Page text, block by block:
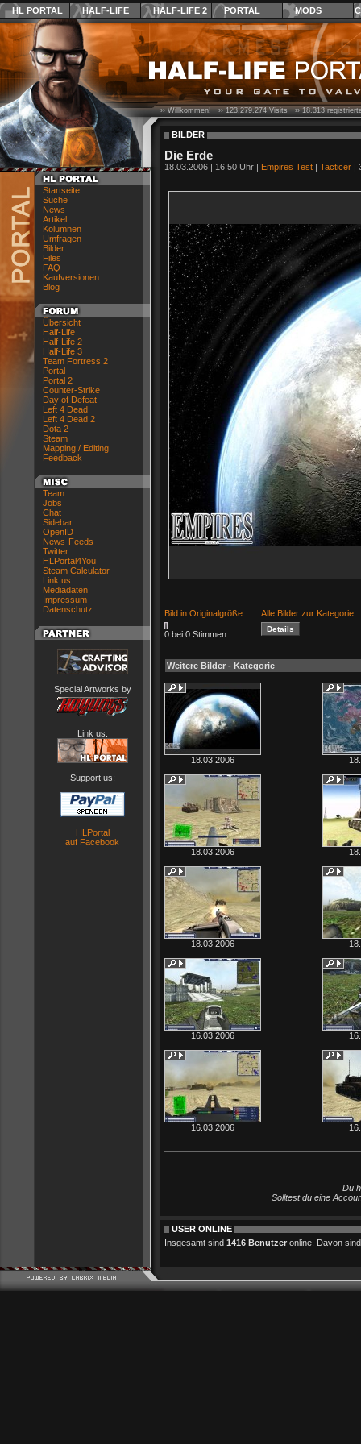
HL PORTAL HALF-LIFE HALF-LIFE 2 PORTAL MODS
Startseite
Suche
News
Artikel
Kolumnen
Umfragen
Bilder
Files
FAQ
Kaufversionen
Blog
Übersicht
Half-Life
Half-Life 2
Half-Life 3
Team Fortress 2
Portal
Portal 2
Counter-Strike
Day of Defeat
Left 4 Dead
Left 4 Dead 2
Dota 2
Steam
Mapping / Editing
Feedback
Team
Jobs
Chat
Sidebar
OpenID
News-Feeds
Twitter
HLPortal4You
Steam Calculator
Link us
Mediadaten
Impressum
Datenschutz
Special Artworks by
Link us:
Support us:
HLPortal
auf Facebook
›› Willkommen! ››123.279.274Visits ››18.313
BILDER
Die Erde
18.03.2006 | 16:50 Uhr | Empires Test | Tacticer |
Bild in Originalgröße Alle Bilder zur Kategorie
0 bei 0 Stimmen
Weitere Bilder - Kategorie
18.03.2006
18.03.2006
18.03.2006
16.03.2006
16.03.2006
Du
Solltest du eine
USER ONLINE
Insgesamt sind 1416 Benutzer online. Davon